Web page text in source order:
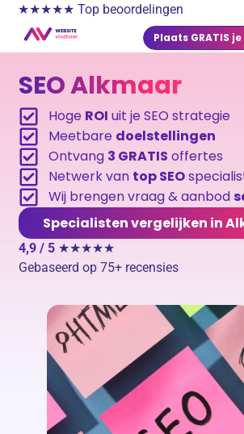
★★★★★ Top beoordelingen
Plaats GRATIS
SEO Alkmaar
Hoge ROI uit je SEO strategie
Meetbare doelstellingen
Ontvang 3 GRATIS offertes
Netwerk van top SEO
Wij brengen vraag & aanbod
Specialisten vergelijken in
4,9 / 5 ★★★★★
Gebaseerd op 75+ recensies